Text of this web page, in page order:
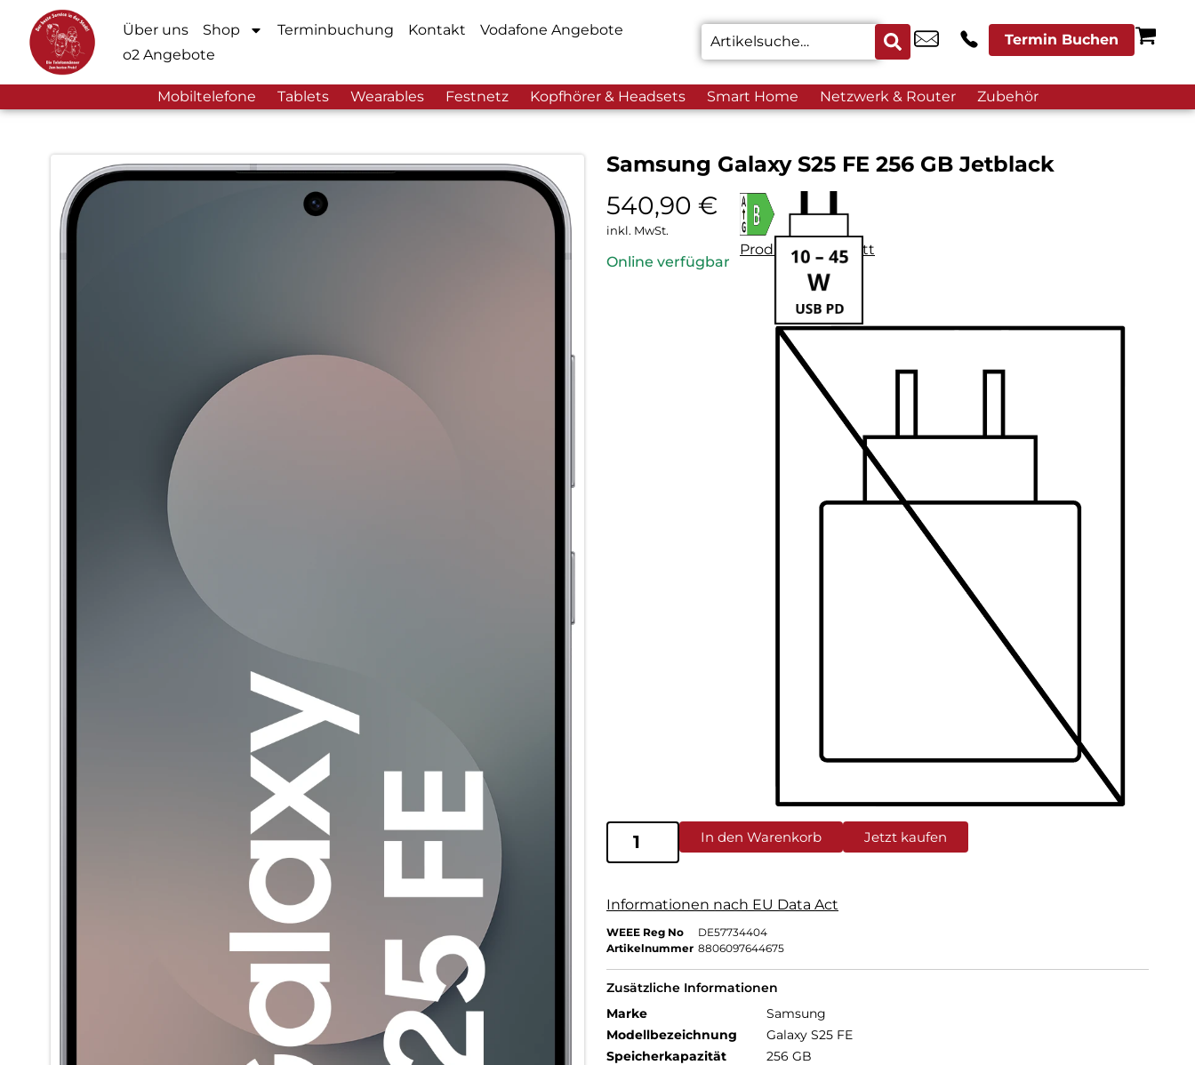
Über uns Shop Terminbuchung Kontakt
Vodafone Angebote
o2 Angebote
Termin Buchen
Mobiltelefone Tablets Wearables Festnetz Kopfhörer & Headsets Smart Home Netzwerk & Router Zubehör
Samsung Galaxy S25 FE 256 GB Jetblack
540,90 €
inkl. MwSt.
Online verfügbar
Produktdatenblatt
In den Warenkorb Jetzt kaufen
Informationen nach EU Data Act
WEEE Reg No
DE57734404
Artikelnummer 8806097644675
Zusätzliche Informationen
Marke
Samsung
Modellbezeichnung
Galaxy S25 FE
Speicherkapazität
256 GB